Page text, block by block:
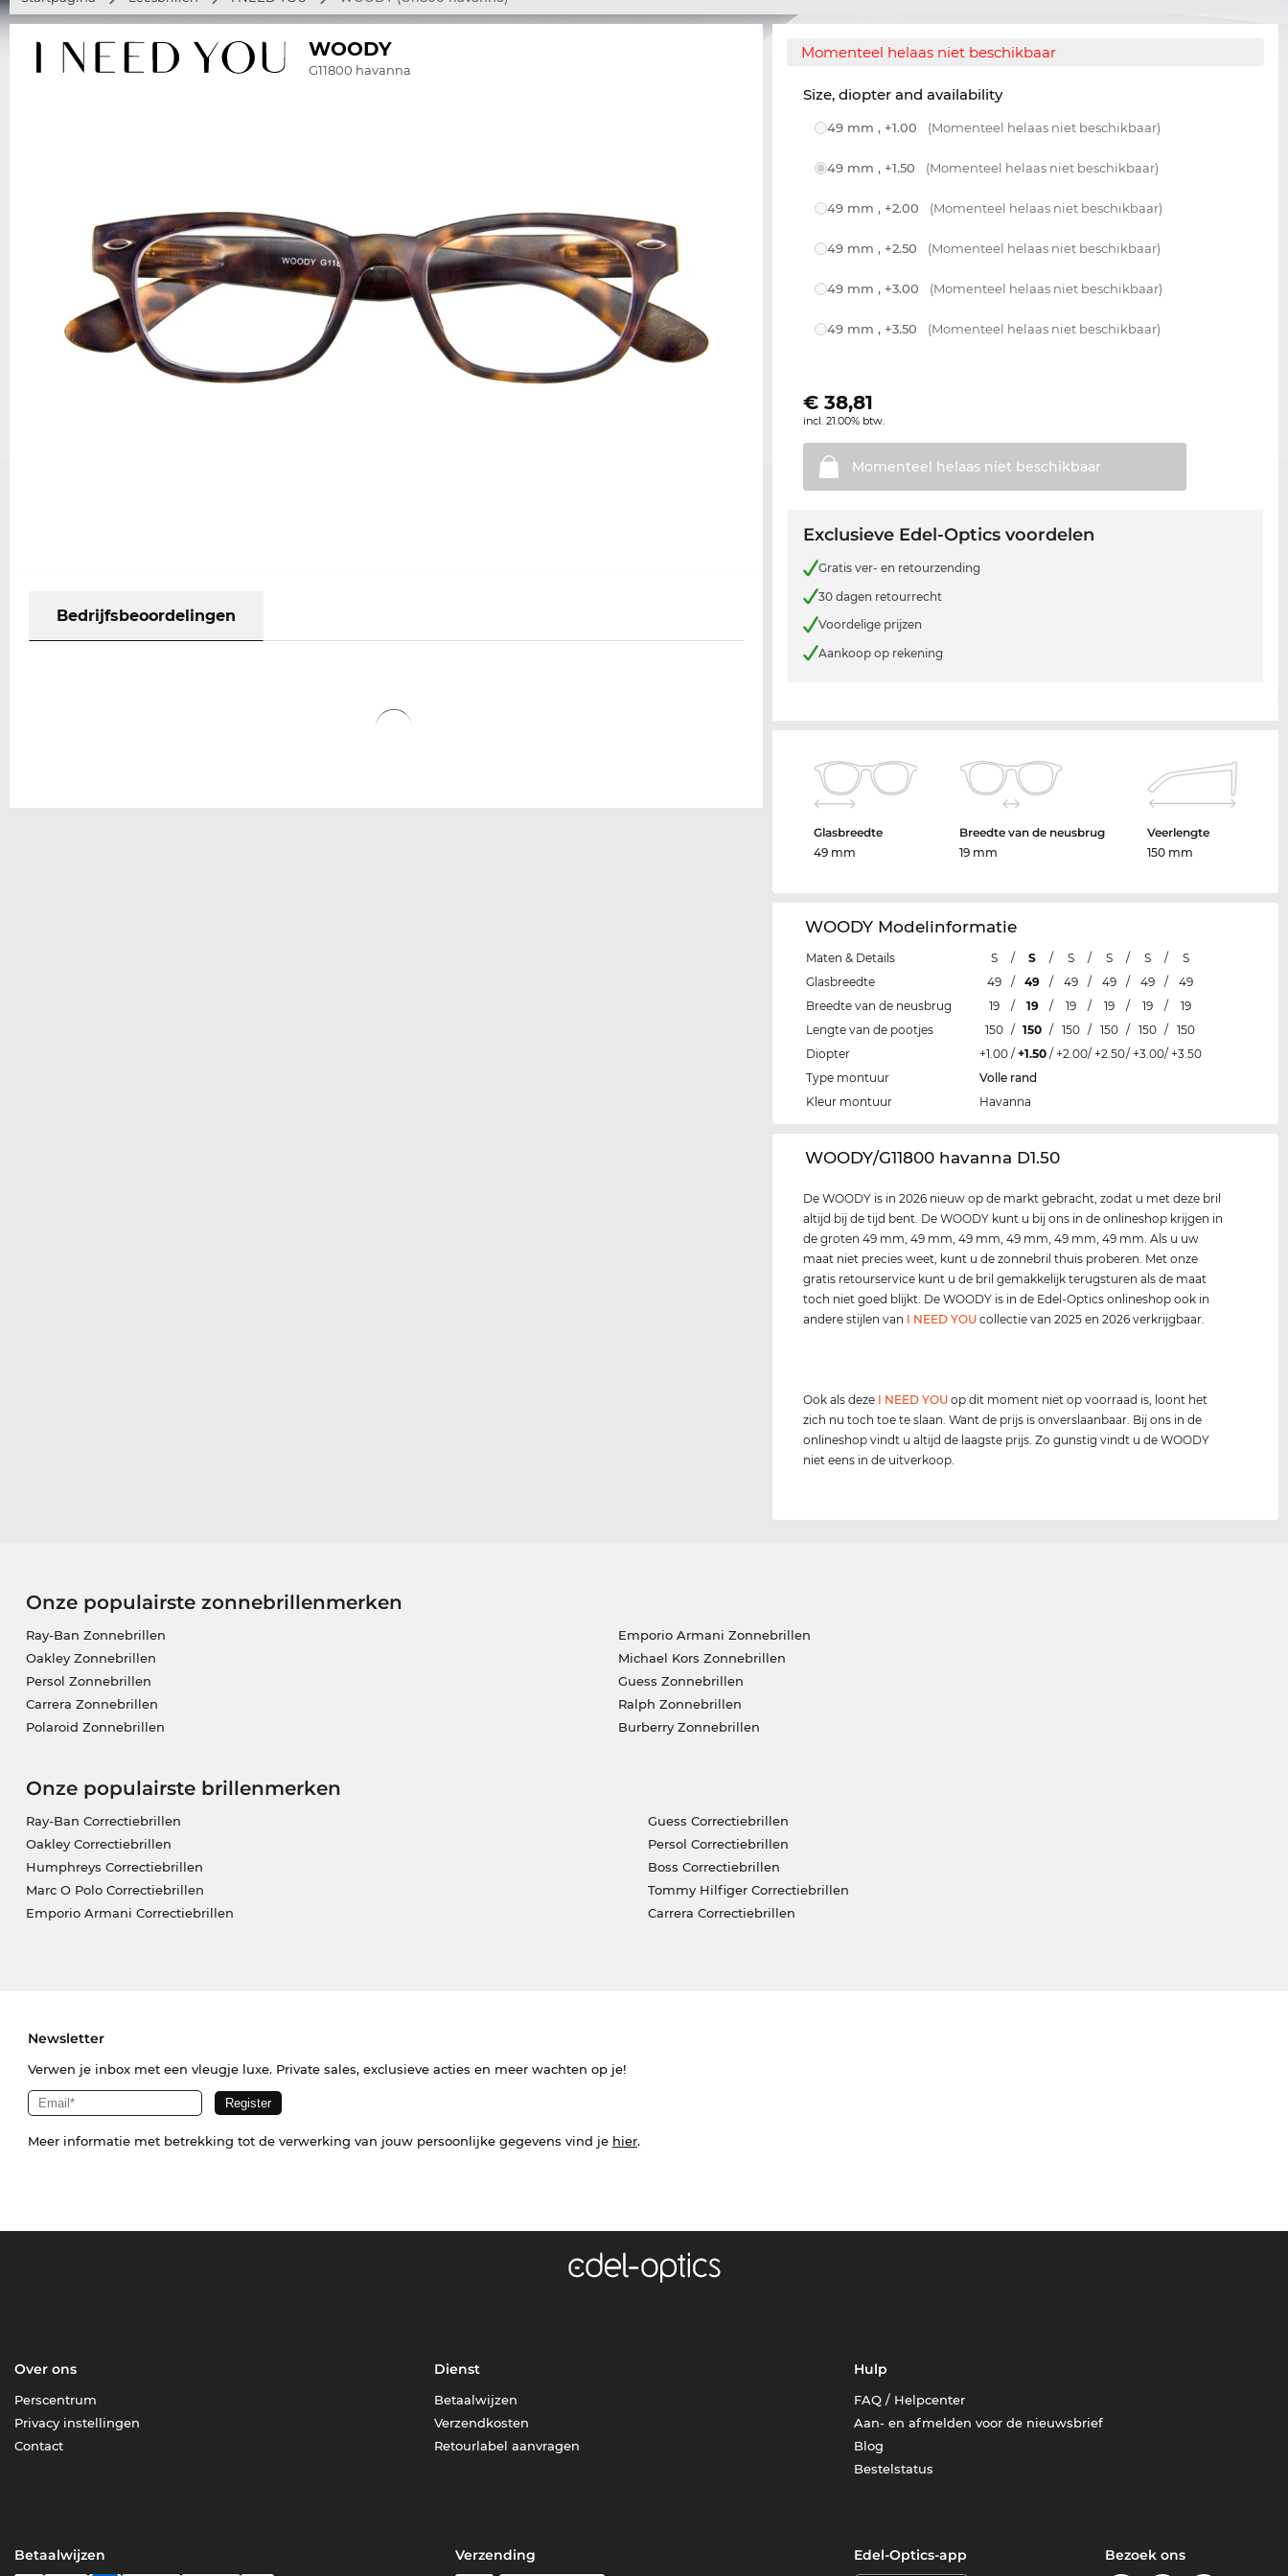
WOODY
G11800 havanna
Bedrijfsbeoordelingen
Momenteel helaas niet beschikbaar
Size, diopter and availability
49 mm , +1.00 (Momenteel helaas niet beschikbaar)
49 mm , +1.50 (Momenteel helaas niet beschikbaar)
49 mm , +2.00 (Momenteel helaas niet beschikbaar)
49 mm , +2.50 (Momenteel helaas niet beschikbaar)
49 mm , +3.00 (Momenteel helaas niet beschikbaar)
49 mm , +3.50 (Momenteel helaas niet beschikbaar)
€38,81
incl. 21.00% btw.
Momenteel helaas niet beschikbaar
Exclusieve Edel-Optics voordelen
Gratis ver- en retourzending
30 dagen retourrecht
Voordelige prijzen
Aankoop op rekening
Glasbreedte
49 mm
Breedte van de neusbrug
19 mm
Veerlengte
150 mm
WOODY Modelinformatie
Maten & Details S / S / S / S / S /
S
Glasbreedte
49 / 49 / 49 / 49 / 49 /
49
Breedte van de neusbrug
19 / 19 / 19 / 19 / 19 /
19
Lengte van de pootjes
150 / 150 / 150 / 150 / 150 / 150
Diopter
+1.00 / +1.50 / +2.00/ +2.50/ +3.00/ +3.50
Type montuur
Volle rand
Kleur montuur
Havanna
‌WOODY/G11800 havanna D1.50
De WOODY is in 2026 nieuw op de markt gebracht, zodat u met deze bril
altijd bij de tijd bent. De WOODY kunt u bij ons in de onlineshop krijgen in
de groten 49 mm, 49 mm, 49 mm, 49 mm, 49 mm, 49 mm. Als u uw
maat niet precies weet, kunt u de zonnebril thuis proberen. Met onze
gratis retourservice kunt u de bril gemakkelijk terugsturen als de maat
toch niet goed blijkt. De WOODY is in de Edel-Optics onlineshop ook in
andere stijlen van I NEED YOU collectie van 2025 en 2026 verkrijgbaar.
Ook als deze I NEED YOU op dit moment niet op voorraad is, loont het
zich nu toch toe te slaan. Want de prijs is onverslaanbaar. Bij ons in de
onlineshop vindt u altijd de laagste prijs. Zo gunstig vindt u de WOODY
niet eens in de uitverkoop.
Onze populairste zonnebrillenmerken
Ray-Ban Zonnebrillen
Oakley Zonnebrillen
Persol Zonnebrillen
Carrera Zonnebrillen
Polaroid Zonnebrillen
Emporio Armani Zonnebrillen
Michael Kors Zonnebrillen
Guess Zonnebrillen
Ralph Zonnebrillen
Burberry Zonnebrillen
Onze populairste brillenmerken
Ray-Ban Correctiebrillen
Oakley Correctiebrillen
Humphreys Correctiebrillen
Marc O Polo Correctiebrillen
Emporio Armani Correctiebrillen
Guess Correctiebrillen
Persol Correctiebrillen
Boss Correctiebrillen
Tommy Hilfiger Correctiebrillen
Carrera Correctiebrillen
Newsletter
Verwen je inbox met een vleugje luxe. Private sales, exclusieve acties en meer wachten op je!
Meer informatie met betrekking tot de verwerking van jouw persoonlijke gegevens vind je hier.
Over ons
Perscentrum
Privacy instellingen
Contact
Dienst
Betaalwijzen
Verzendkosten
Retourlabel aanvragen
Hulp
FAQ / Helpcenter
Aan- en afmelden voor de nieuwsbrief
Blog
Bestelstatus
Betaalwijzen Verzending Edel-Optics-app Bezoek ons